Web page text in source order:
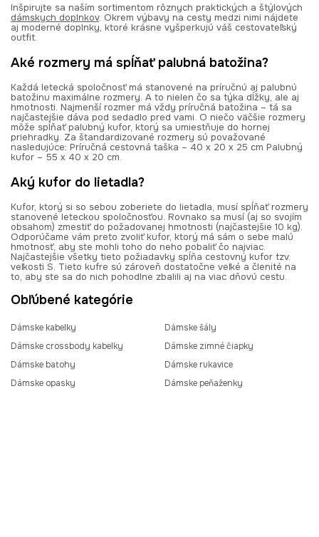
Inšpirujte sa naším sortimentom rôznych praktických a štýlových
dámskych doplnkov. Okrem výbavy na cesty medzi nimi nájdete
aj moderné doplnky, ktoré krásne vyšperkujú váš cestovateľský
outfit.
Aké rozmery má spĺňať palubná batožina?
Každá letecká spoločnosť má stanovené na príručnú aj palubnú
batožinu maximálne rozmery. A to nielen čo sa týka dĺžky, ale aj
hmotnosti. Najmenší rozmer má vždy príručná batožina – tá sa
najčastejšie dáva pod sedadlo pred vami. O niečo väčšie rozmery
môže spĺňať palubný kufor, ktorý sa umiestňuje do hornej
priehradky. Za štandardizované rozmery sú považované
nasledujúce: Príručná cestovná taška – 40 x 20 x 25 cm Palubný
kufor – 55 x 40 x 20 cm.
Aký kufor do lietadla?
Kufor, ktorý si so sebou zoberiete do lietadla, musí spĺňať rozmery
stanovené leteckou spoločnosťou. Rovnako sa musí (aj so svojím
obsahom) zmestiť do požadovanej hmotnosti (najčastejšie 10 kg).
Odporúčame vám preto zvoliť kufor, ktorý má sám o sebe malú
hmotnosť, aby ste mohli toho do neho pobaliť čo najviac.
Najčastejšie všetky tieto požiadavky spĺňa cestovný kufor tzv.
veľkosti S. Tieto kufre sú zároveň dostatočne veľké a členité na
to, aby ste sa do nich pohodlne zbalili aj na viac dňovú cestu.
Obľúbené kategórie
Dámske kabelky
Dámske crossbody kabelky
Dámske batohy
Dámske opasky
Dámske šály
Dámske zimné čiapky
Dámske rukavice
Dámske peňaženky